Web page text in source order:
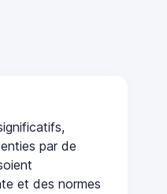
par de
et des normes